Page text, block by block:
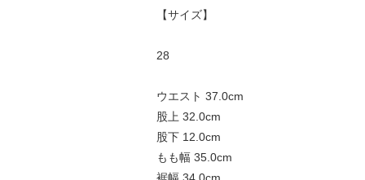
【サイズ】
28
ウエスト 37.0cm
股上 32.0cm
股下 12.0cm
もも幅 35.0cm